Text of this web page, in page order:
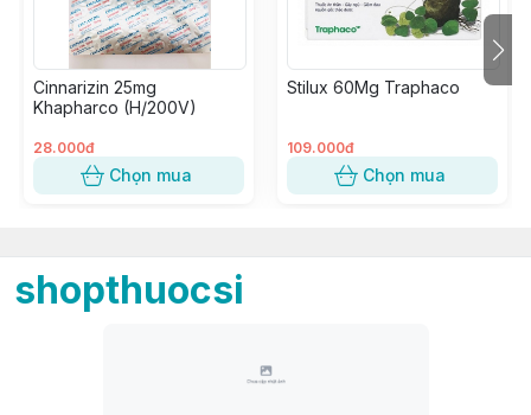
Cinnarizin 25mg
Khapharco (H/200V)
28.000đ
Chọn mua
Stilux 60Mg Traphaco
109.000đ
Chọn mua
shopthuocsi